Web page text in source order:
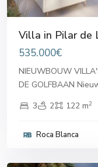
Villa in Pilar de
535.000€
NIEUWBOUW
DE GOLFBAAN
3
2 122 m2
Roca Blanca
Pilar
la